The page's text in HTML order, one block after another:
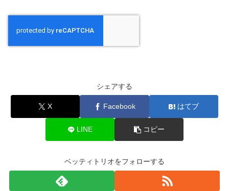
シェアする
X Facebook はてブ
LINE コピー
ベッティトリオをフォローする